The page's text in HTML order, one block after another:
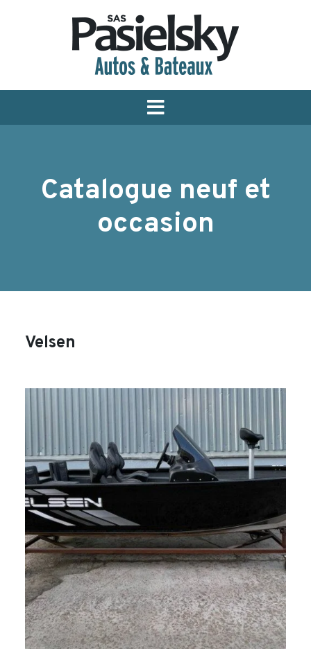
Menu
Catalogue neuf et
occasion
Velsen